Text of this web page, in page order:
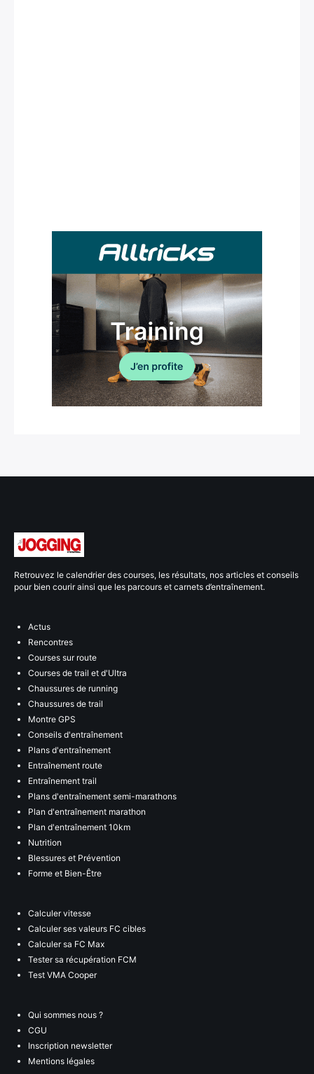
Retrouvez le calendrier des courses, les résultats, nos articles et conseils
pour bien courir ainsi que les parcours et carnets d’entraînement.
Actus
Rencontres
Courses sur route
Courses de trail et d'Ultra
Chaussures de running
Chaussures de trail
Montre GPS
Conseils d'entraînement
Plans d'entraînement
Entraînement route
Entraînement trail
Plans d'entraînement semi-marathons
Plan d'entraînement marathon
Plan d'entraînement 10km
Nutrition
Blessures et Prévention
Forme et Bien-Être
Calculer vitesse
Calculer ses valeurs FC cibles
Calculer sa FC Max
Tester sa récupération FCM
Test VMA Cooper
Qui sommes nous ?
CGU
Inscription newsletter
Mentions légales